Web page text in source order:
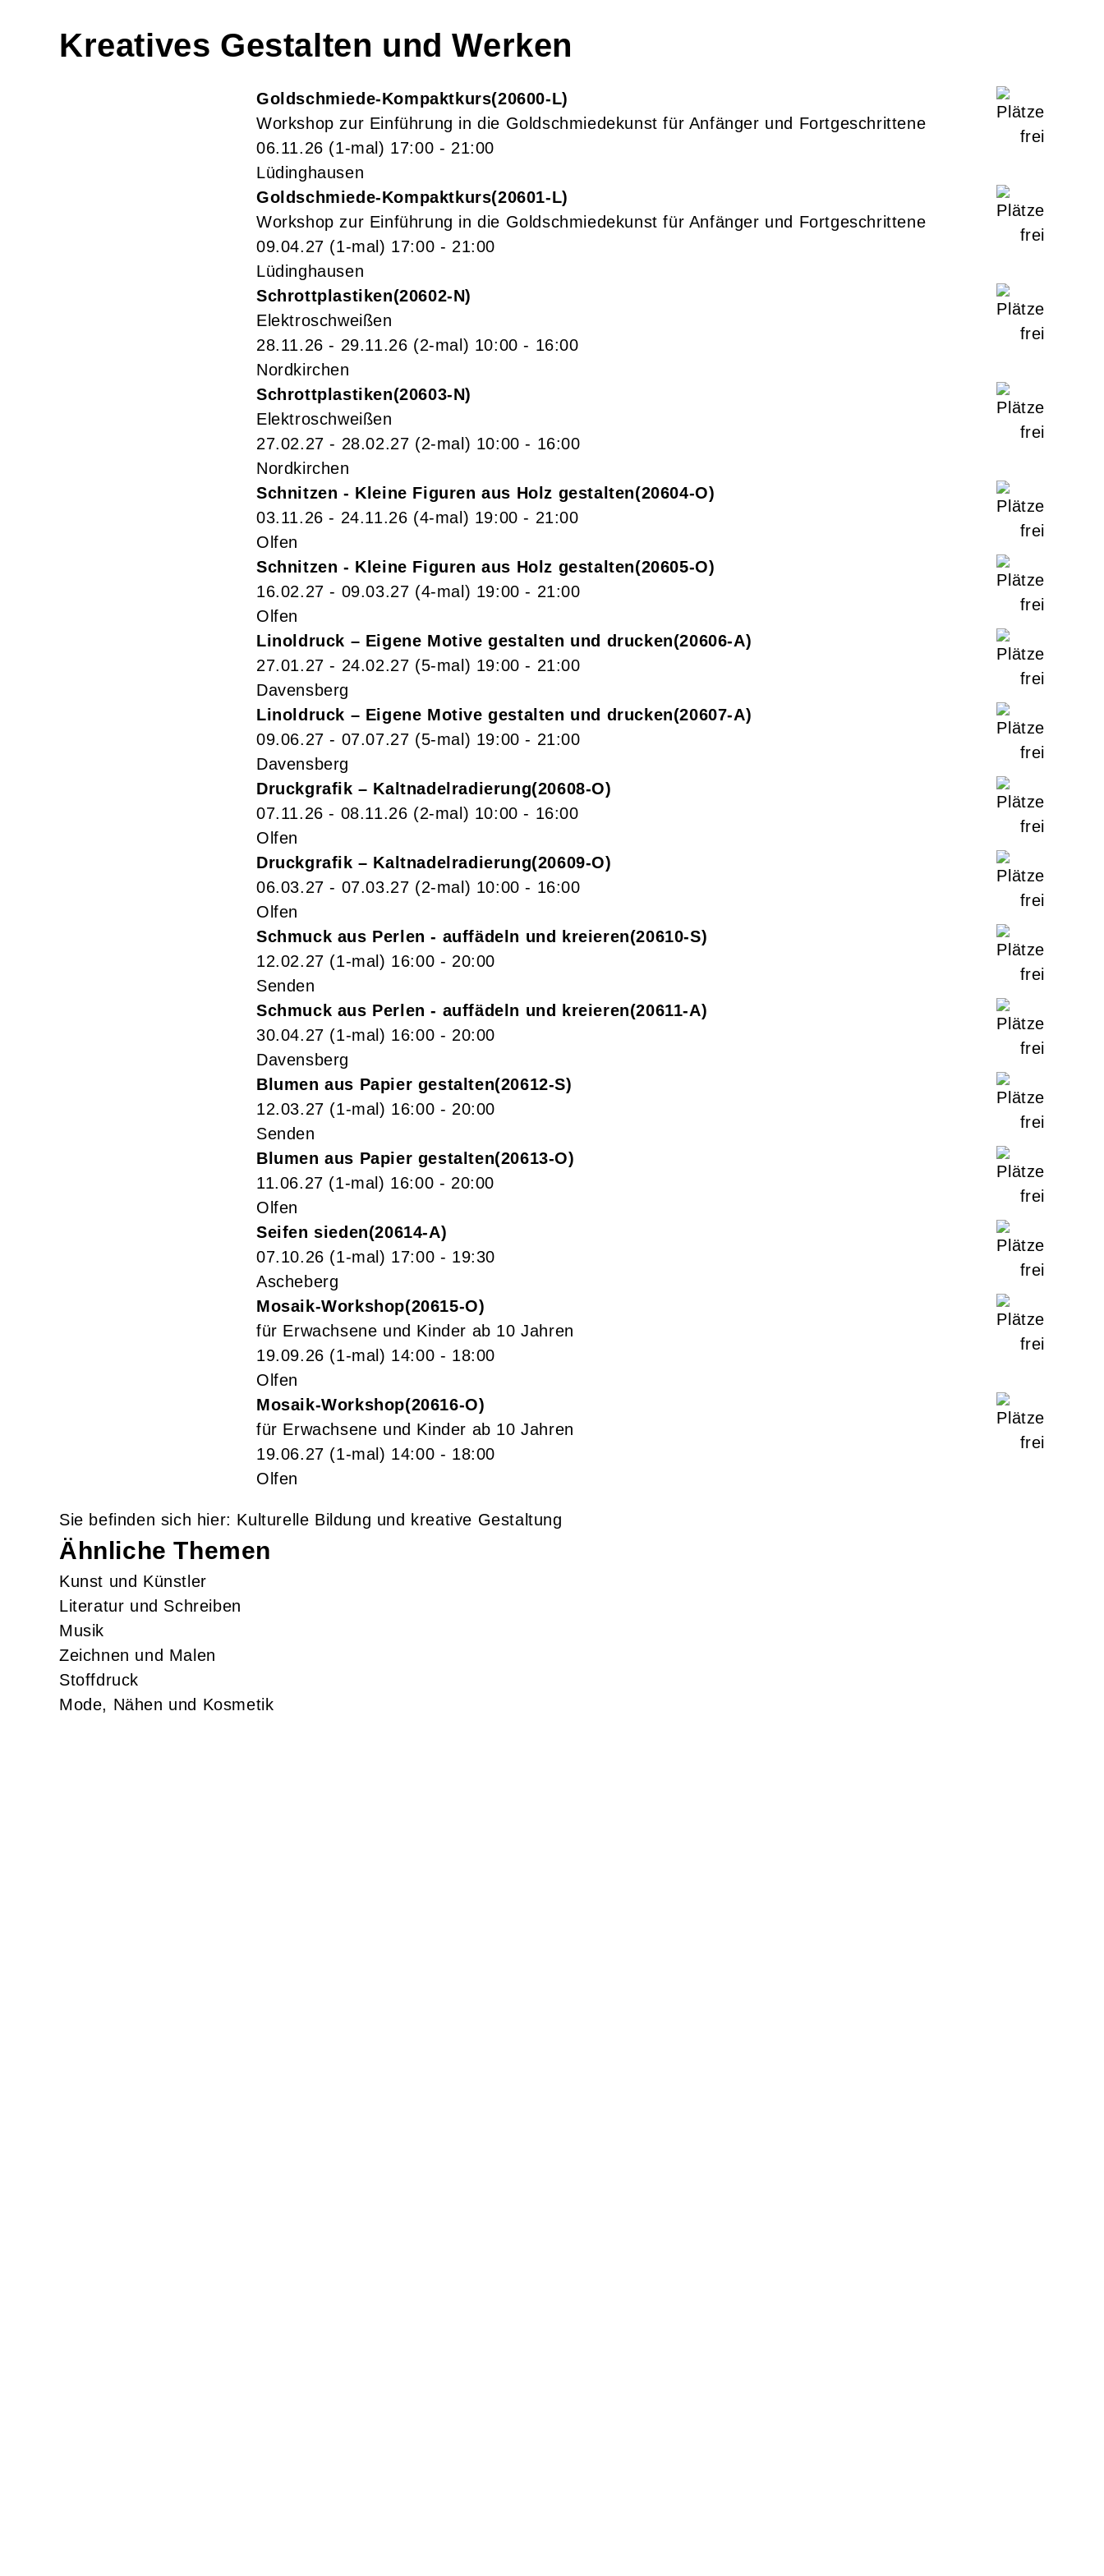
Kreatives Gestalten und Werken
Goldschmiede-Kompaktkurs 20600-L
Workshop zur Einführung in die Goldschmiedekunst für Anfänger und Fortgeschrittene
06.11.26 (1-mal) 17:00 - 21:00
Lüdinghausen
Goldschmiede-Kompaktkurs 20601-L
Workshop zur Einführung in die Goldschmiedekunst für Anfänger und Fortgeschrittene
09.04.27 (1-mal) 17:00 - 21:00
Lüdinghausen
Schrottplastiken 20602-N
Elektroschweißen
28.11.26 - 29.11.26 (2-mal) 10:00 - 16:00
Nordkirchen
Schrottplastiken 20603-N
Elektroschweißen
27.02.27 - 28.02.27 (2-mal) 10:00 - 16:00
Nordkirchen
Schnitzen - Kleine Figuren aus Holz gestalten 20604-O
03.11.26 - 24.11.26 (4-mal) 19:00 - 21:00
Olfen
Schnitzen - Kleine Figuren aus Holz gestalten 20605-O
16.02.27 - 09.03.27 (4-mal) 19:00 - 21:00
Olfen
Linoldruck – Eigene Motive gestalten und drucken 20606-A
27.01.27 - 24.02.27 (5-mal) 19:00 - 21:00
Davensberg
Linoldruck – Eigene Motive gestalten und drucken 20607-A
09.06.27 - 07.07.27 (5-mal) 19:00 - 21:00
Davensberg
Druckgrafik – Kaltnadelradierung 20608-O
07.11.26 - 08.11.26 (2-mal) 10:00 - 16:00
Olfen
Druckgrafik – Kaltnadelradierung 20609-O
06.03.27 - 07.03.27 (2-mal) 10:00 - 16:00
Olfen
Schmuck aus Perlen - auffädeln und kreieren 20610-S
12.02.27 (1-mal) 16:00 - 20:00
Senden
Schmuck aus Perlen - auffädeln und kreieren 20611-A
30.04.27 (1-mal) 16:00 - 20:00
Davensberg
Blumen aus Papier gestalten 20612-S
12.03.27 (1-mal) 16:00 - 20:00
Senden
Blumen aus Papier gestalten 20613-O
11.06.27 (1-mal) 16:00 - 20:00
Olfen
Seifen sieden 20614-A
07.10.26 (1-mal) 17:00 - 19:30
Ascheberg
Mosaik-Workshop 20615-O
für Erwachsene und Kinder ab 10 Jahren
19.09.26 (1-mal) 14:00 - 18:00
Olfen
Mosaik-Workshop 20616-O
für Erwachsene und Kinder ab 10 Jahren
19.06.27 (1-mal) 14:00 - 18:00
Olfen
Kulturelle Bildung und kreative Gestaltung
Ähnliche Themen
Kunst und Künstler
Literatur und Schreiben
Musik
Zeichnen und Malen
Stoffdruck
Mode, Nähen und Kosmetik